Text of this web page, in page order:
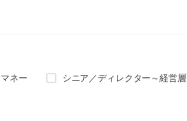
ネー シニア／ディレクター～経営層